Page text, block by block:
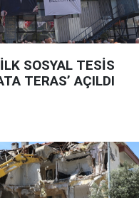
SOSYAL TESİS
TERAS’ AÇILDI